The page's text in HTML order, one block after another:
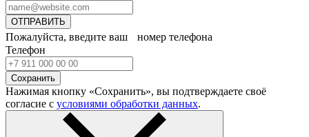
ОТПРАВИТЬ
Пожалуйста, введите ваш номер телефона
Телефон
Сохранить
Нажимая кнопку «Сохранить», вы подтверждаете своё
согласие с условиями обработки данных.